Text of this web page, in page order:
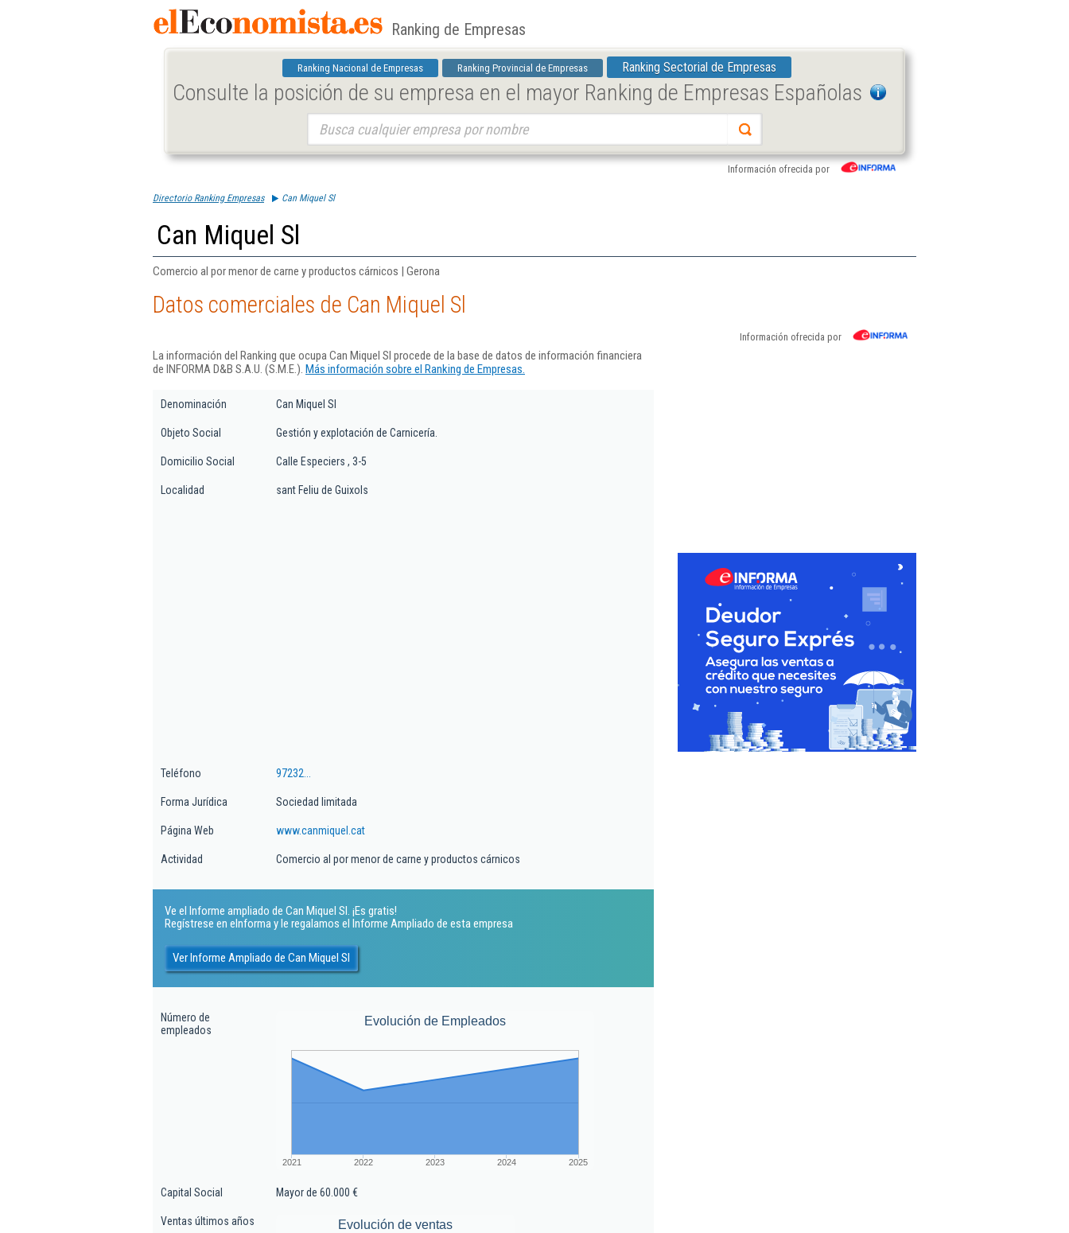
Ranking de Empresas
Ranking Nacional de Empresas Ranking Provincial de Empresas Ranking Sectorial de Empresas
Consulte la posición de su empresa en el mayor Ranking de Empresas Españolas
Información ofrecida por
Directorio Ranking Empresas Can Miquel Sl
Can Miquel Sl
Comercio al por menor de carne y productos cárnicos | Gerona
Datos comerciales de Can Miquel Sl
Información ofrecida por
La información del Ranking que ocupa Can Miquel Sl procede de la base de datos de información financiera
de INFORMA D&B S.A.U. (S.M.E.). Más información sobre el Ranking de Empresas.
Denominación Can Miquel Sl
Objeto Social Gestión y explotación de Carnicería.
Domicilio Social Calle Especiers , 3-5
Localidad sant Feliu de Guixols
Teléfono 97232...
Forma Jurídica Sociedad limitada
Página Web www.canmiquel.cat
Actividad Comercio al por menor de carne y productos cárnicos
Ve el Informe ampliado de Can Miquel Sl. ¡Es gratis!
Regístrese en eInforma y le regalamos el Informe Ampliado de esta empresa
Ver Informe Ampliado de Can Miquel Sl
Número de
empleados
Evolución de Empleados
2021 2022 2023 2024 2025
Capital Social Mayor de 60.000 €
Ventas últimos años Evolución de ventas